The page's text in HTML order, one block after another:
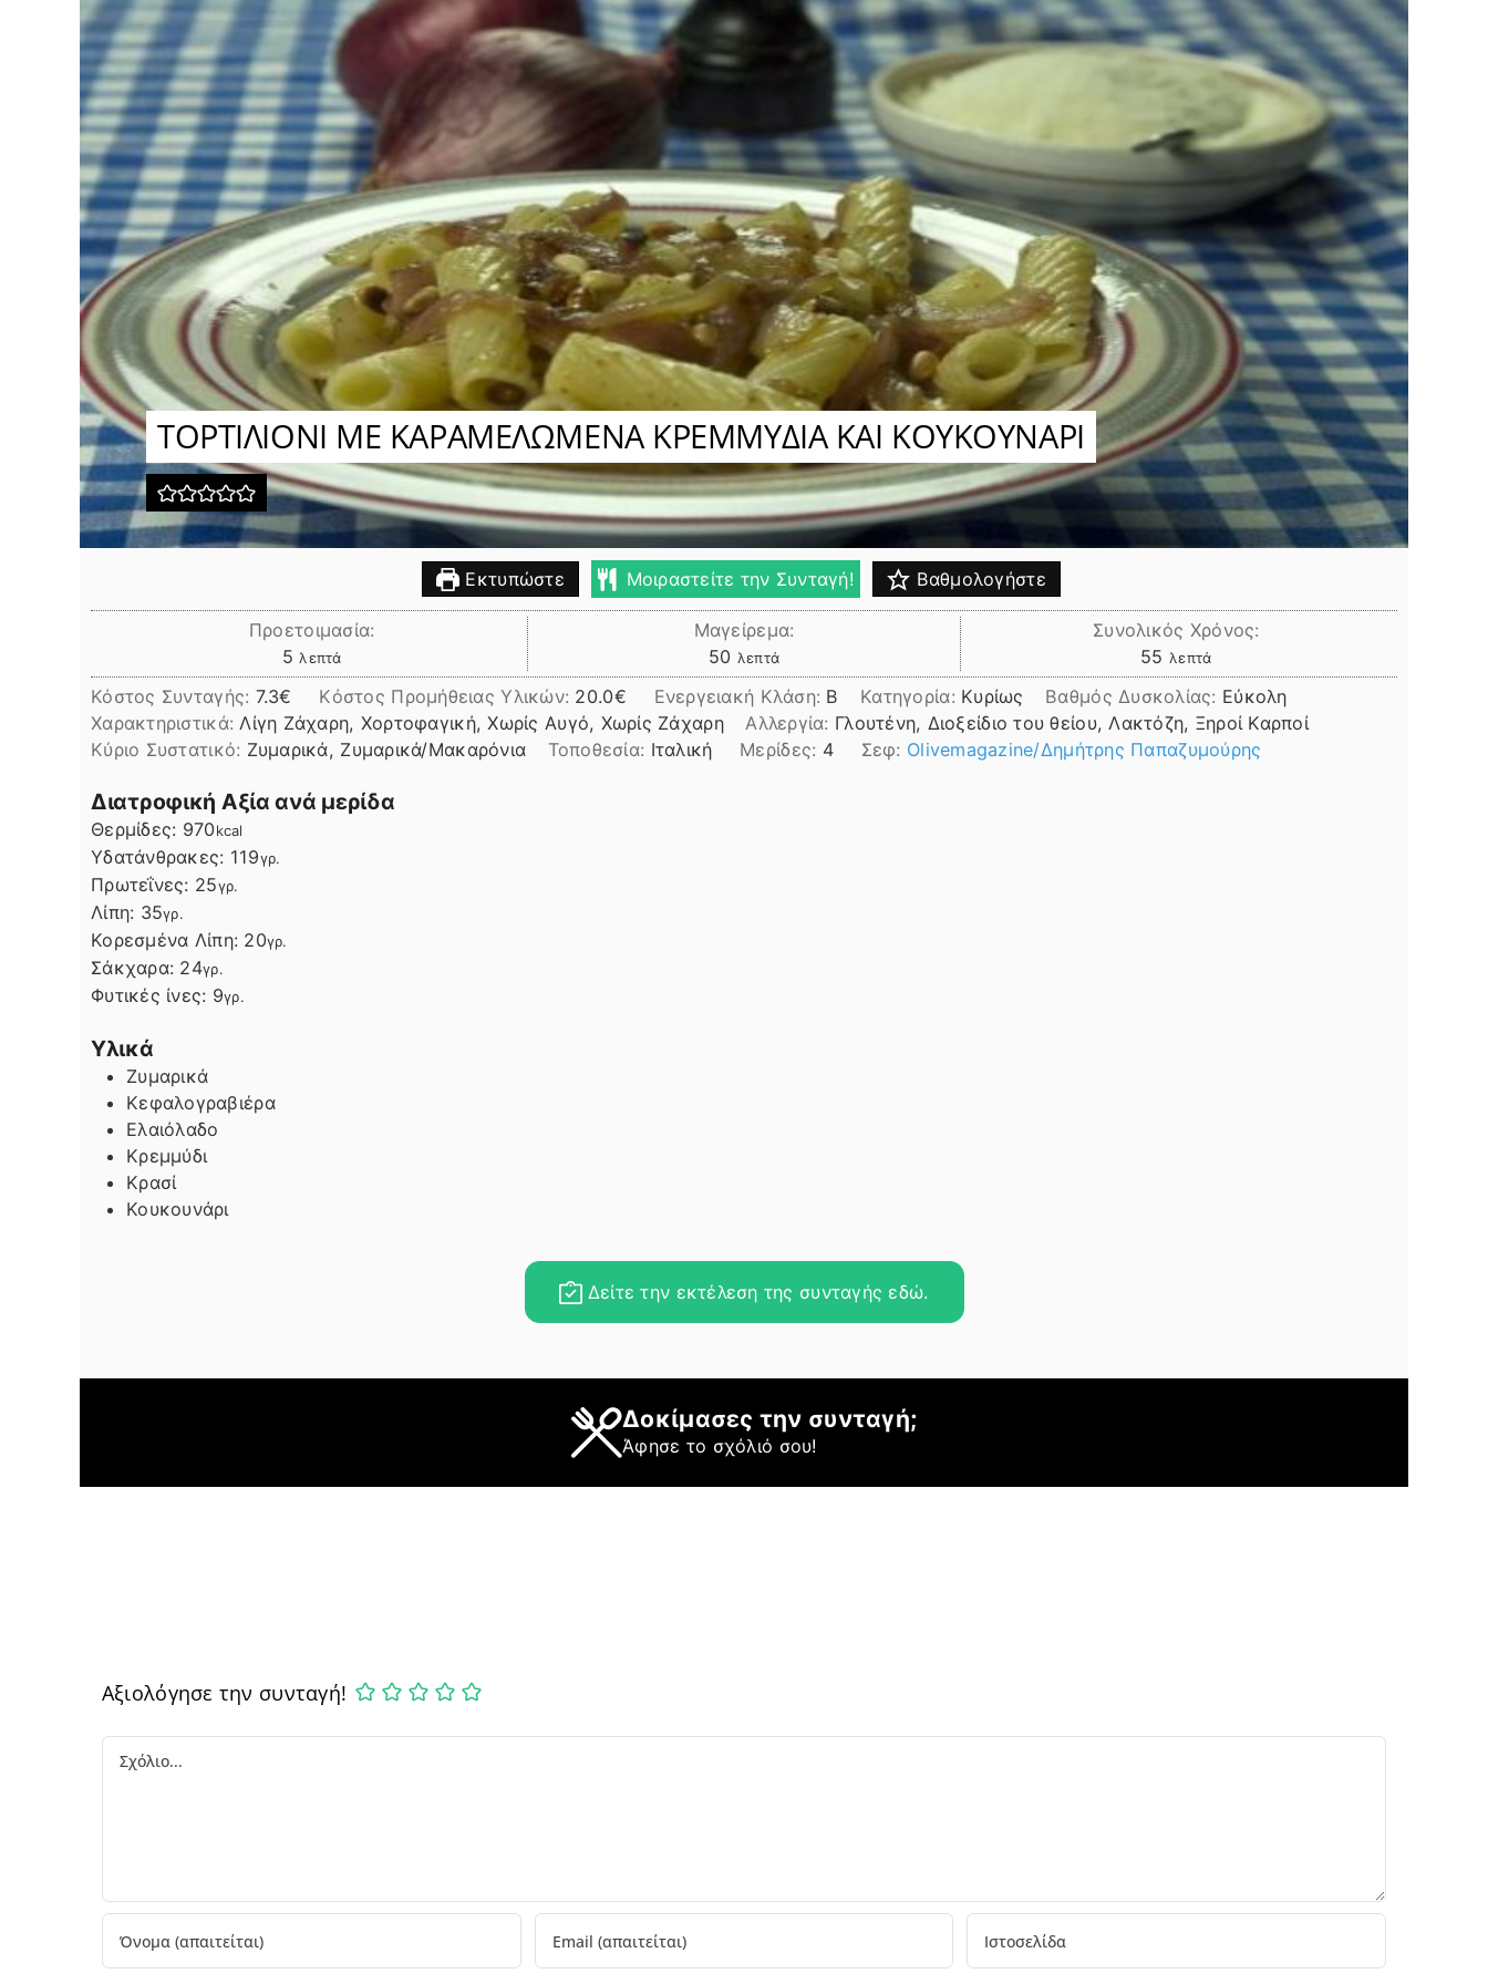
TΟΡΤΙΛΙΟΝΙ ΜΕ ΚΑΡΑΜΕΛΩΜΕΝΑ ΚΡΕΜΜΥΔΙΑ ΚΑΙ ΚΟΥΚΟΥΝΑΡΙ
Εκτυπώστε Μοιραστείτε την Συνταγή! Βαθμολογήστε
Προετοιμασία:
5λεπτά
λεπτά
Μαγείρεμα:
50 λεπτά
λεπτά
Συνολικός Χρόνος:
55 λεπτά
λεπτά
Κόστος Συνταγής: 7.3€ Kόστος Προμήθειας Υλικών: 20.0 Ενεργειακή Κλάση: B Κατηγορία: Κυρίως Βαθμός Δυσκολίας: Εύκολη
Χαρακτηριστικά: Λίγη Ζάχαρη, Χορτοφαγική, Χωρίς Αυγό, Χωρίς Ζάχαρη Αλλεργία: Γλουτένη, Διοξείδιο του θείου, Λακτόζη, Ξηροί Καρποί
Kύριο Συστατικό: Ζυμαρικά, Ζυμαρικά/Μακαρόνια Τοποθεσία: Ιταλική Μερίδες: 4 Σεφ: Olivemagazine/Δημήτρης Παπαζυμούρης
Διατροφική Αξία ανά μερίδα
Θερμίδες: 970kcal
Υδατάνθρακες: 119γρ.
Πρωτεΐνες: 25γρ.
Λίπη
Λίπη: 35γρ.
Κορεσμένα Λίπη: 20γρ.
Σάκχαρα: 24γρ.
Φυτικές ίνες: 9γρ.
Υλικά
Ζυμαρικά
Κεφαλογραβιέρα
Ελαιόλαδο
Κρεμμύδι
Κρασί
Κουκουνάρι
Δείτε την εκτέλεση της συνταγής εδώ.
Δοκίμασες την συνταγή;
Άφησε το σχόλιό σου!
Αξιολόγησε την συνταγή!
Comment